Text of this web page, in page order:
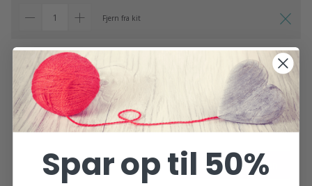
Fjern fra kit
DROPS Marble, knap, 20
mm (nr. 629)
2,95 DKK
På lager (40+)
Fjern fra kit
Tilføj alle til kurven
Spar op til 50%